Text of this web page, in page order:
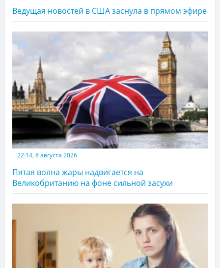
Ведущая новостей в США заснула в прямом эфире
22:14, 8 августа 2026
Пятая волна жары надвигается на
Великобританию на фоне сильной засухи